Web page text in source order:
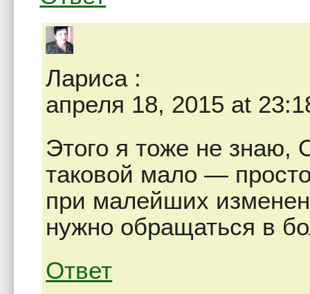
Лариса :
апреля 18, 2015 at
Этого я тоже не
таковой мало —
при малейших
нужно обращаться в
Ответ